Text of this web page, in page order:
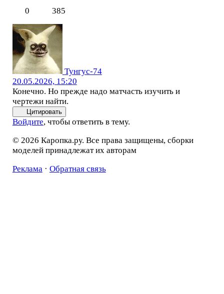
0
385
Тунгус-74
20.05.2026, 15:20
Конечно. Но прежде надо матчасть изучить и
чертежи найти.
Цитировать
Войдите, чтобы ответить в тему.
© 2026 Каропка.ру. Все права защищены, сборки
моделей принадлежат их авторам
Реклама· Обратная связь